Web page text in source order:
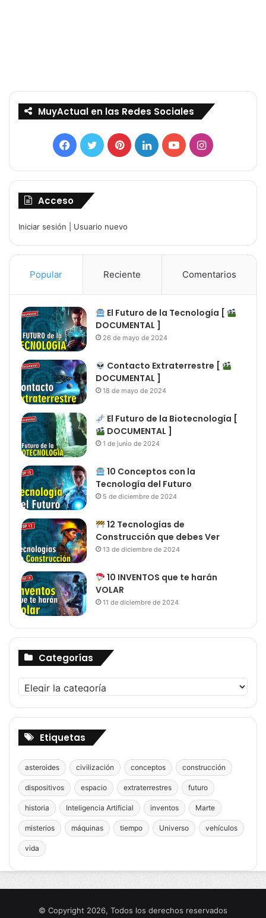
MuyActual en las Redes Sociales
Facebook
TwitterPinterestLinkedInYouTubeInstagram
Acceso
Iniciar sesión Usuario nuevo
Popular Reciente Comentarios
El Futuro de la Tecnología [
DOCUMENTAL ]
26 de mayo de 2024
Contacto Extraterrestre [
DOCUMENTAL ]
18 de mayo de 2024
El Futuro de la Biotecnología [
DOCUMENTAL ]
1 de junio de 2024
10 Conceptos con la
Tecnología del Futuro
5 de diciembre de 2024
12 Tecnologías de
Construcción que debes Ver
13 de diciembre de 2024
10 INVENTOS que te harán
VOLAR
11 de diciembre de 2024
Categorías
Categorías
Etiquetas
asteroides civilización conceptos construcción
dispositivos espacio extraterrestres futuro
historia Inteligencia Artificial inventos Marte
misterios máquinas tiempo Universo vehículos
vida
© Copyright 2026, Todos los derechos reservados